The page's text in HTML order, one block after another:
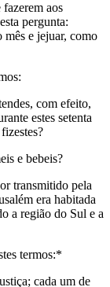
fazerem aos
pergunta:
mês e jejuar, como
com efeito,
estes setenta
e bebeis?
transmitido pela
era habitada
a região do Sul e a
termos:*
cada um de